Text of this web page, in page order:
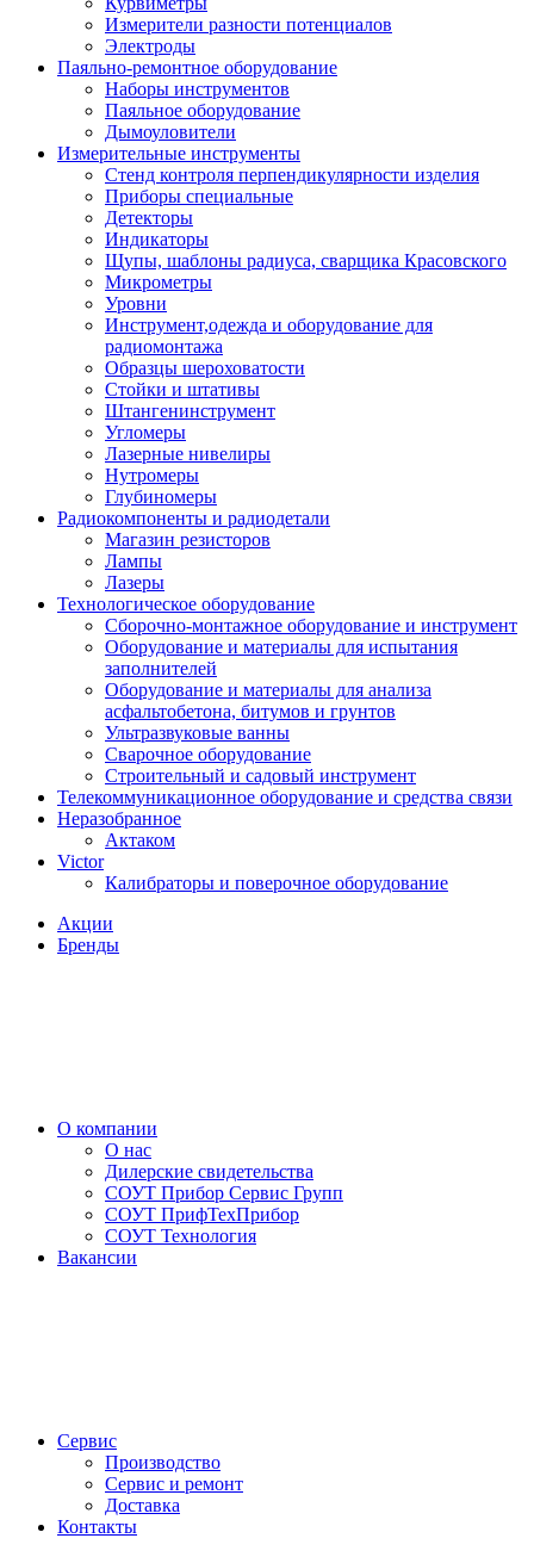
Измерители разности потенциалов
Электроды
Паяльно-ремонтное оборудование
Наборы инструментов
Паяльное оборудование
Дымоуловители
Измерительные инструменты
Стенд контроля перпендикулярности изделия
Приборы специальные
Детекторы
Индикаторы
Щупы, шаблоны радиуса, сварщика Красовского
Микрометры
Уровни
Инструмент,одежда и оборудование для
радиомонтажа
Образцы шероховатости
Стойки и штативы
Штангенинструмент
Угломеры
Лазерные нивелиры
Нутромеры
Глубиномеры
Радиокомпоненты и радиодетали
Магазин резисторов
Лампы
Лазеры
Технологическое оборудование
Сборочно-монтажное оборудование и инструмент
Оборудование и материалы для испытания
заполнителей
Оборудование и материалы для анализа
асфальтобетона, битумов и грунтов
Ультразвуковые ванны
Сварочное оборудование
Строительный и садовый инструмент
Телекоммуникационное оборудование и средства связи
Неразобранное
Актаком
Victor
Калибраторы и поверочное оборудование
Акции
Бренды
О компании
О нас
Дилерские свидетельства
СОУТ Прибор Сервис Групп
СОУТ ПрифТехПрибор
СОУТ Технология
Вакансии
Сервис
Производство
Сервис и ремонт
Доставка
Контакты